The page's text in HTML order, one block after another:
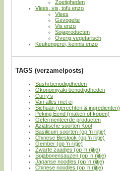
Zoetigheden
Vlees, vis, tofu enzo
Vlees
Gevogelte
Vis enzo
Sojaproducten
Overig vegetarisch
Keukengerei, kennis enzo
TAGS (verzamelposts)
Sushi benodigdheden
Okonomiyaki benodigdheden
Curry’s
Van alles met ei
Sichuan (gerechten & ingredienten)
Peking Eend (maken of kopen)
Gefermenteerde producten
Aziatische soorten Kool
Basilicum soorten (op ’n rijtje)
Chinese Bieslook (op ’n rijtje)
Gember (op ’n rijtje)
Zwarte zaadjes (op ’n rijtje)
Sojabonensauzen (op ’n rijtje)
Japanse noodles (op ’n rijtje)
Chinese noodles (op ’n rijtje)